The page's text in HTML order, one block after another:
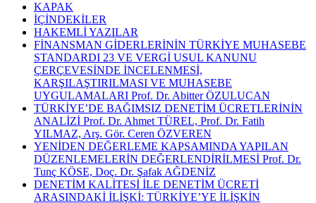
KAPAK
İÇİNDEKİLER
HAKEMLİ YAZILAR
FİNANSMAN GİDERLERİNİN TÜRKİYE MUHASEBE
STANDARDI 23 VE VERGİ USUL KANUNU
ÇERÇEVESİNDE İNCELENMESİ,
KARŞILAŞTIRILMASI VE MUHASEBE
UYGULAMALARI Prof. Dr. Abitter ÖZULUCAN
TÜRKİYE’DE BAĞIMSIZ DENETİM ÜCRETLERİNİN
ANALİZİ Prof. Dr. Ahmet TÜREL, Prof. Dr. Fatih
YILMAZ, Arş. Gör. Ceren ÖZVEREN
YENİDEN DEĞERLEME KAPSAMINDA YAPILAN
DÜZENLEMELERİN DEĞERLENDİRİLMESİ Prof. Dr.
Tunç KÖSE, Doç. Dr. Şafak AĞDENİZ
DENETİM KALİTESİ İLE DENETİM ÜCRETİ
ARASINDAKİ İLİŞKİ: TÜRKİYE’YE İLİŞKİN